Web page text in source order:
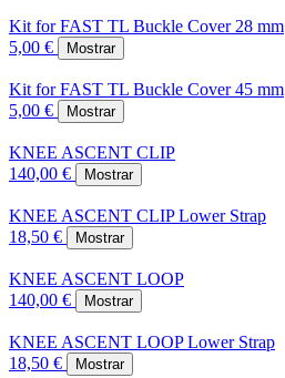
Kit for FAST TL Buckle Cover 28 mm
5,00 €
Mostrar
Kit for FAST TL Buckle Cover 45 mm
5,00 €
Mostrar
KNEE ASCENT CLIP
140,00 €
Mostrar
KNEE ASCENT CLIP Lower Strap
18,50 €
Mostrar
KNEE ASCENT LOOP
140,00 €
Mostrar
KNEE ASCENT LOOP Lower Strap
18,50 €
Mostrar